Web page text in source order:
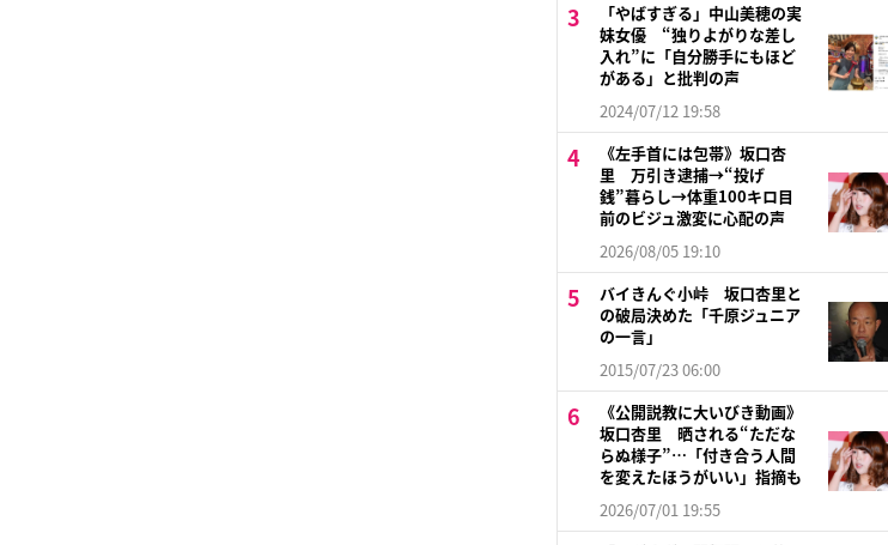
「やばすぎる」中山美穂の実
妹女優 “独りよがりな差し
入れ”に「自分勝手にもほど
がある」と批判の声
2024/07/12 19:58
《左手首には包帯》坂口杏
里 万引き逮捕→“投げ
銭”暮らし→体重100キロ目
前のビジュ激変に心配の声
2026/08/05 19:10
バイきんぐ小峠 坂口杏里と
の破局決めた「千原ジュニア
の一言」
2015/07/23 06:00
《公開説教に大いびき動画》
坂口杏里 晒される“ただな
らぬ様子”…「付き合う人間
を変えたほうがいい」指摘も
2026/07/01 19:55